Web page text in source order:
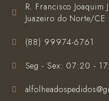
R. Francisco Joaquim
Juazeiro do Norte/CE
(‪88) 99974-6761‬
Seg - Sex: 07:20 -